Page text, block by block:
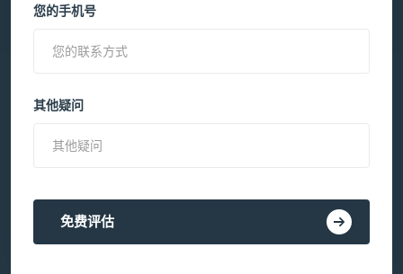
您的手机号
其他疑问
免费评估